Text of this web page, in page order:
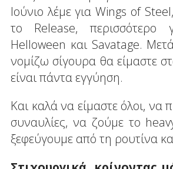
Ιούνιο λέμε για Wings of
το Release, περισσότερο
Helloween και Savatage.
νομίζω σίγουρα θα είμαστε
είναι πάντα εγγύηση.
Και καλά να είμαστε όλοι, να
συναυλίες, να ζούμε το
ξεφεύγουμε από τη ρουτίνα